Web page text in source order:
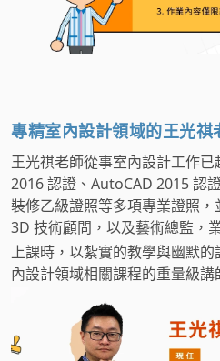
專精室內設計領域的王光祺
王光祺老師從事室內設計工作
2016 認證、AutoCAD 2015 認
裝修乙級證照等多項專業證照
3D 技術顧問，以及藝術總監，
上課時，以紮實的教學與幽默
內設計領域相關課程的重量級講